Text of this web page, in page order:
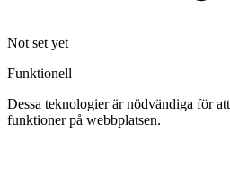
Not set yet
Funktionell
Dessa teknologier är nödvändiga för
funktioner på webbplatsen.